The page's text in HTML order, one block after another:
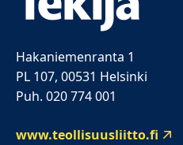
Hakaniemenranta 1
PL 107, 00531 Helsinki
Puh. 020 774 001
www.teollisuusliitto.fi